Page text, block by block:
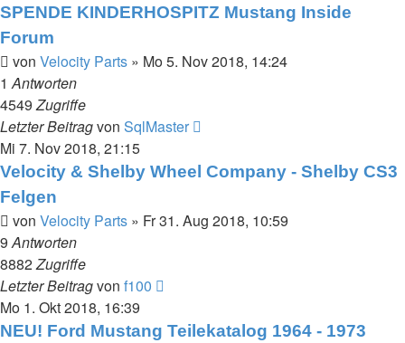
SPENDE KINDERHOSPITZ Mustang Inside
Forum
von Velocity Parts » Mo 5. Nov 2018, 14:24
1Antworten
4549Zugriffe
Letzter Beitragvon SqlMaster
Mi 7. Nov 2018, 21:15
Velocity & Shelby Wheel Company - Shelby CS3
Felgen
von Velocity Parts » Fr 31. Aug 2018, 10:59
9Antworten
8882Zugriffe
Letzter Beitragvon f100
Mo 1. Okt 2018, 16:39
NEU! Ford Mustang Teilekatalog 1964 - 1973